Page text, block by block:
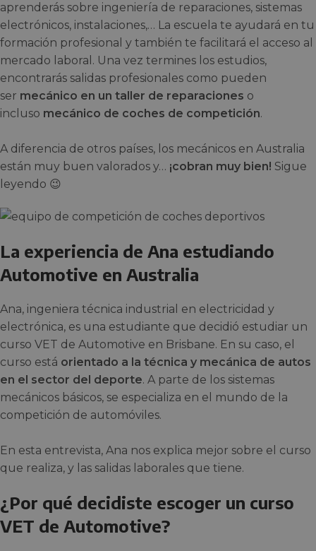
aprenderás sobre ingeniería de reparaciones, sistemas
electrónicos, instalaciones,… La escuela te ayudará en tu
formación profesional y también te facilitará el acceso al
mercado laboral. Una vez termines los estudios,
encontrarás salidas profesionales como pueden
ser mecánico en un taller de reparaciones o
incluso mecánico de coches de competición.
A diferencia de otros países, los mecánicos en Australia
están muy buen valorados y… ¡cobran muy bien! Sigue
leyendo 😉
La experiencia de Ana estudiando
Automotive en Australia
Ana, ingeniera técnica industrial en electricidad y
electrónica, es una estudiante que decidió estudiar un
curso VET de Automotive en Brisbane. En su caso, el
curso está orientado a la técnica y mecánica de autos
en el sector del deporte. A parte de los sistemas
mecánicos básicos, se especializa en el mundo de la
competición de automóviles.
En esta entrevista, Ana nos explica mejor sobre el curso
que realiza, y las salidas laborales que tiene.
¿Por qué decidiste escoger un curso
VET de Automotive?